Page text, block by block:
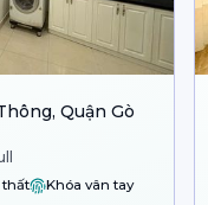
Quận Gò
thất Khóa vân tay